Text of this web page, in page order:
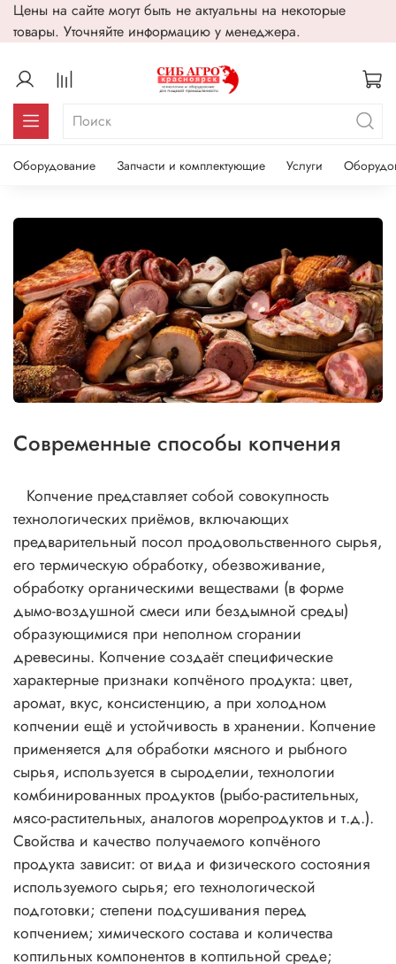
Цены на сайте могут быть не актуальны на некоторые
товары. Уточняйте информацию у менеджера.
Оборудование Запчасти и комплектующие Услуги
Современные способы копчения
Копчение представляет собой совокупность
технологических приёмов, включающих
предварительный посол продовольственного сырья,
его термическую обработку, обезвоживание,
обработку органическими веществами (в форме
дымо-воздушной смеси или бездымной среды)
образующимися при неполном сгорании
древесины. Копчение создаёт специфические
характерные признаки копчёного продукта: цвет,
аромат, вкус, консистенцию, а при холодном
копчении ещё и устойчивость в хранении. Копчение
применяется для обработки мясного и рыбного
сырья, используется в сыроделии, технологии
комбинированных продуктов (рыбо-растительных,
мясо-растительных, аналогов морепродуктов и т.д.).
Свойства и качество получаемого копчёного
продукта зависит: от вида и физического состояния
используемого сырья; его технологической
подготовки; степени подсушивания перед
копчением; химического состава и количества
коптильных компонентов в коптильной среде;